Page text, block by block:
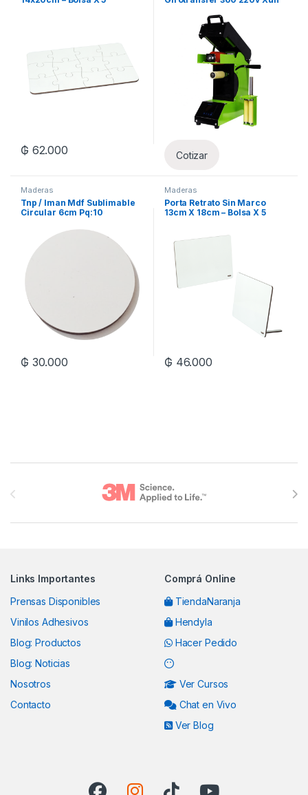
₲ 62.000 Cotizar
Maderas
Tnp / Iman Mdf Sublimable
Circular 6cm Pq:10
₲ 30.000
Maderas
Porta Retrato Sin Marco
13cm X 18cm – Bolsa X 5
₲ 46.000
Links Importantes
Prensas Disponibles
Vinilos Adhesivos
Blog: Productos
Blog: Noticias
Nosotros
Contacto
Comprá Online
TiendaNaranja
Hendyla
Hacer Pedido
Ver Cursos
Chat en Vivo
Ver Blog